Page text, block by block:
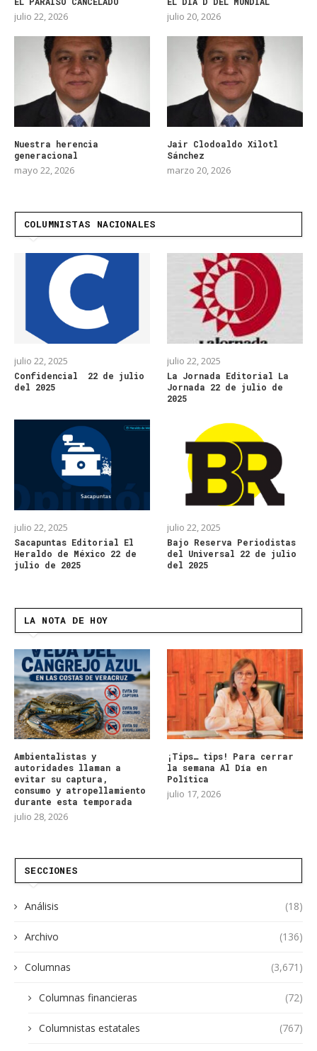
julio 22, 2026 julio 20, 2026
Nuestra herencia
generacional
mayo 22, 2026
Jair Clodoaldo Xilotl
Sánchez
marzo 20, 2026
COLUMNISTAS NACIONALES
julio 22, 2025
Confidencial 22 de julio
del 2025
julio 22, 2025
La Jornada Editorial La
Jornada 22 de julio de
2025
julio 22, 2025
Sacapuntas Editorial El
Heraldo de México 22 de
julio de 2025
julio 22, 2025
Bajo Reserva Periodistas
del Universal 22 de julio
del 2025
LA NOTA DE HOY
Ambientalistas y
autoridades llaman a
evitar su captura,
consumo y atropellamiento
durante esta temporada
julio 28, 2026
¡Tips… tips! Para cerrar
la semana Al Día en
Política
julio 17, 2026
SECCIONES
Análisis (18)
Archivo (136)
Columnas (3,671)
Columnas financieras (72)
Columnistas estatales (767)